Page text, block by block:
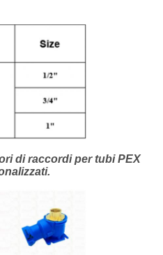
di raccordi per tubi PEX